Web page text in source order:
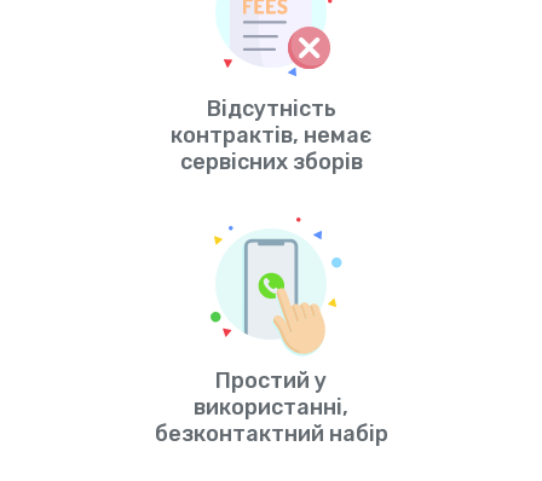
Відсутність
контрактів, немає
сервісних зборів
Простий у
використанні,
безконтактний набір